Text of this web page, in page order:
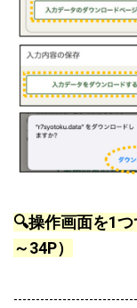
🔍操作画面を1
～34P）